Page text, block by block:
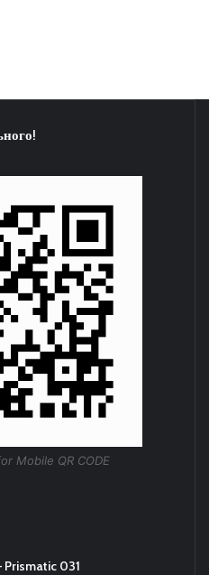
Mobile QR CODE
Prismatic 031